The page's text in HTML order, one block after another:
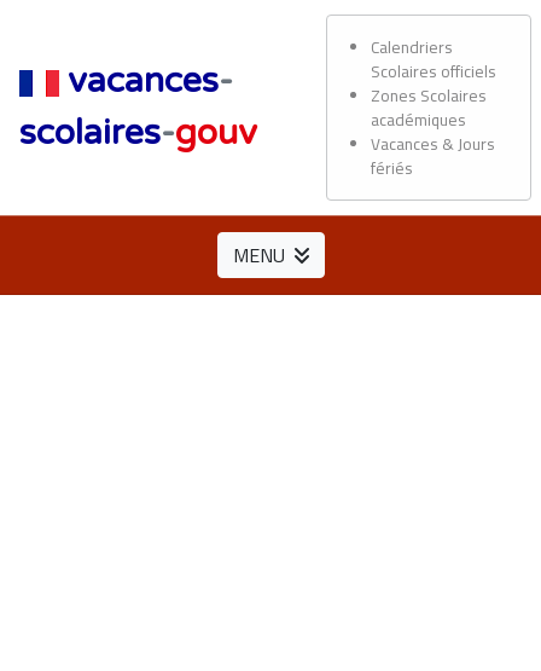
vacances-
scolaires-gouv
Calendriers
Scolaires officiels
Zones Scolaires
académiques
Vacances & Jours
fériés
MENU